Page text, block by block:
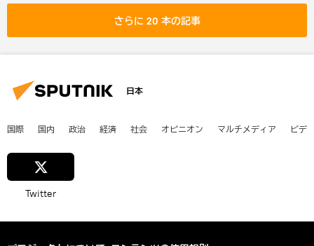
さらに 20 本の記事
日本
国際 国内 政治 経済 社会 オピニオン マルチメディア ビデ
Twitter